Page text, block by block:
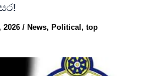
2026/News,Political,top